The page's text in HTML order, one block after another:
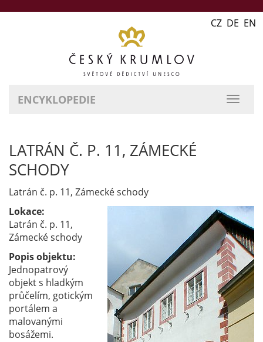
CZ DE EN
ENCYKLOPEDIE
LATRÁN Č. P. 11, ZÁMECKÉ
SCHODY
Latrán č. p. 11, Zámecké schody
Lokace:
Latrán č. p. 11,
Zámecké schody
Popis objektu:
Jednopatrový
objekt s hladkým
průčelím, gotickým
portálem a
malovanými
bosážemi.